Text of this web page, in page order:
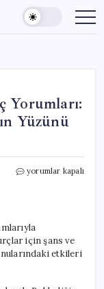
Yorumları:
Yüzünü
13
Yorumları:
Aşk
ve
Burçların
yorumlar kapalı
için şans ve
etkileri